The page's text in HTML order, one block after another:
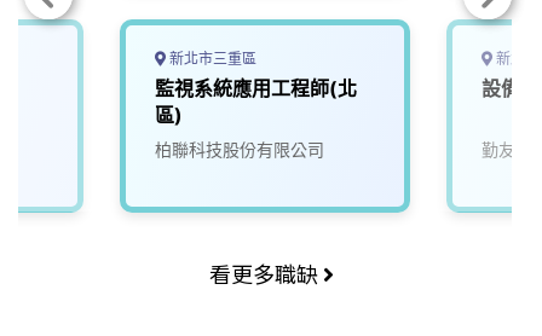
新北市三重區
監視系統應用工程師(北
區)
柏聯科技股份有限公司
新北
設備
勤友企
看更多職缺